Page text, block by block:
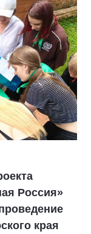
Россия»
края